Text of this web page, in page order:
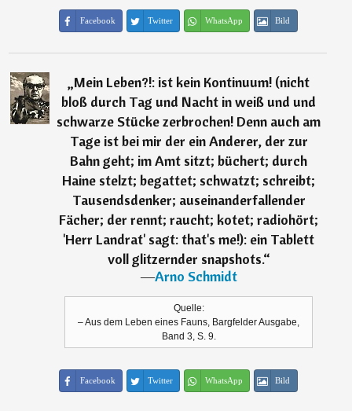
Facebook Twitter WhatsApp Bild
„Mein Leben?!: ist kein Kontinuum! (nicht
bloß durch Tag und Nacht in weiß und und
schwarze Stücke zerbrochen! Denn auch am
Tage ist bei mir der ein Anderer, der zur
Bahn geht; im Amt sitzt; büchert; durch
Haine stelzt; begattet; schwatzt; schreibt;
Tausendsdenker; auseinanderfallender
Fächer; der rennt; raucht; kotet; radiohört;
'Herr Landrat' sagt: that's me!): ein Tablett
voll glitzernder snapshots.“
―Arno Schmidt
Quelle:
– Aus dem Leben eines Fauns, Bargfelder Ausgabe,
Band 3, S. 9.
Facebook Twitter WhatsApp Bild